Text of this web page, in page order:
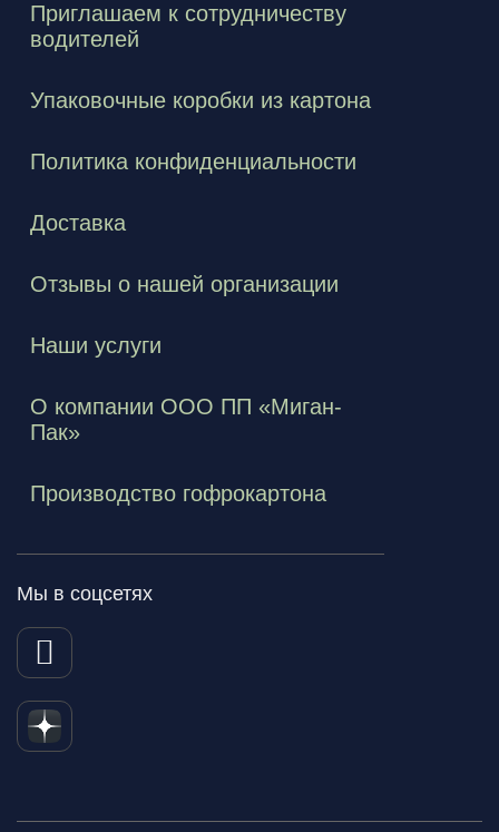
Приглашаем к сотрудничеству
водителей
Упаковочные коробки из картона
Политика конфиденциальности
Доставка
Отзывы о нашей организации
Наши услуги
О компании ООО ПП «Миган-
Пак»
Производство гофрокартона
Мы в соцсетях